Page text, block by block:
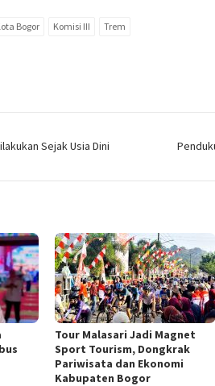
Bogor Komisi III Trem
Sejak Usia Dini
Tour Malasari Jadi Magnet
Sport Tourism, Dongkrak
Pariwisata dan Ekonomi
Kabupaten Bogor